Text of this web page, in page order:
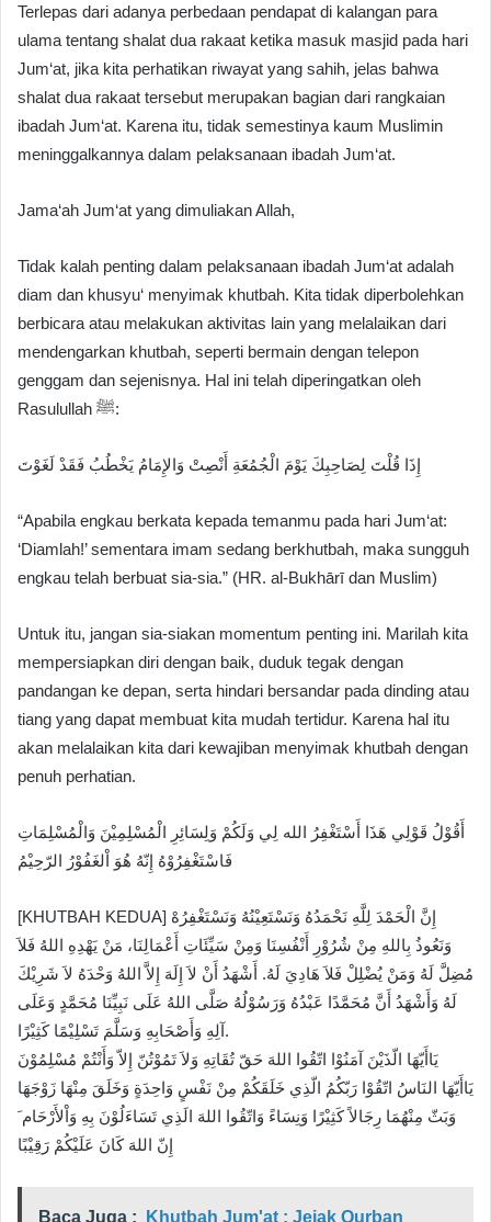
Terlepas dari adanya perbedaan pendapat di kalangan para
ulama tentang shalat dua rakaat ketika masuk masjid pada hari
Jum‘at, jika kita perhatikan riwayat yang sahih, jelas bahwa
shalat dua rakaat tersebut merupakan bagian dari rangkaian
ibadah Jum‘at. Karena itu, tidak semestinya kaum Muslimin
meninggalkannya dalam pelaksanaan ibadah Jum‘at.
Jama‘ah Jum‘at yang dimuliakan Allah,
Tidak kalah penting dalam pelaksanaan ibadah Jum‘at adalah
diam dan khusyu‘ menyimak khutbah. Kita tidak diperbolehkan
berbicara atau melakukan aktivitas lain yang melalaikan dari
mendengarkan khutbah, seperti bermain dengan telepon
genggam dan sejenisnya. Hal ini telah diperingatkan oleh
Rasulullah ﷺ:
إِذَا قُلْتَ لِصَاحِبِكَ يَوْمَ الْجُمُعَةِ أَنْصِتْ وَالإِمَامُ يَخْطُبُ فَقَدْ لَغَوْتَ
“Apabila engkau berkata kepada temanmu pada hari Jum‘at:
‘Diamlah!’ sementara imam sedang berkhutbah, maka sungguh
engkau telah berbuat sia-sia.” (HR. al-Bukhārī dan Muslim)
Untuk itu, jangan sia-siakan momentum penting ini. Marilah kita
mempersiapkan diri dengan baik, duduk tegak dengan
pandangan ke depan, serta hindari bersandar pada dinding atau
tiang yang dapat membuat kita mudah tertidur. Karena hal itu
akan melalaikan kita dari kewajiban menyimak khutbah dengan
penuh perhatian.
أَقُوْلُ قَوْلِي هَذَا أَسْتَغْفِرُ الله لِي وَلَكُمْ وَلِسَائِرِ الْمُسْلِمِيْنَ وَالْمُسْلِمَاتِ
فَاسْتَغْفِرُوْهُ إِنّهُ هُوَ اْلغَفُوْرُ الرّحِيْمُ
[KHUTBAH KEDUA] إِنَّ الْحَمْدَ لِلَّهِ نَحْمَدُهُ وَنَسْتَعِيْنُهُ وَنَسْتَغْفِرُهْ
وَنَعُوذُ بِاللهِ مِنْ شُرُوْرِ أَنْفُسِنَا وَمِنْ سَيِّئَاتِ أَعْمَالِنَا، مَنْ يَهْدِهِ اللهُ فَلاَ
مُضِلَّ لَهُ وَمَنْ يُضْلِلْ فَلاَ هَادِيَ لَهُ. أَشْهَدُ أَنْ لاَ إِلَهَ إِلاَّ اللهُ وَحْدَهُ لاَ شَرِيْكَ
لَهُ وَأَشْهَدُ أَنَّ مُحَمَّدًا عَبْدُهُ وَرَسُوْلُهُ صَلَّى اللهُ عَلَى نَبِيِّنَا مُحَمَّدٍ وَعَلَى
آلِهِ وَأَصْحَابِهِ وَسَلَّمَ تَسْلِيْمًا كَثِيْرًا.
يَاأَيّهَا الّذَيْنَ آمَنُوْا اتّقُوا اللهَ حَقّ تُقَاتِهِ وَلاَ تَمُوْتُنّ إِلاّ وَأَنْتُمْ مُسْلِمُوْنَ
يَاأَيّهَا النَاسُ اتّقُوْا رَبّكُمُ الّذِي خَلَقَكُمْ مِنْ نَفْسٍ وَاحِدَةٍ وَخَلَقَ مِنْهَا زَوْجَهَا
وَبَثّ مِنْهُمَا رِجَالاً كَثِيْرًا وَنِسَاءً وَاتّقُوا اللهَ الَذِي تَسَاءَلُوْنَ بِهِ وَاْلأَرْحَام َ
إِنّ اللهَ كَانَ عَلَيْكُمْ رَقِيْبًا
Baca Juga :
Khutbah Jum'at : Jejak Qurban